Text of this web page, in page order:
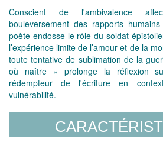
Conscient de l'ambivalence
bouleversement des rapports
poète endosse le rôle du soldat
l’expérience limite de l’amour et de la
toute tentative de sublimation de la
où naître » prolonge la réflexion
rédempteur de l'écriture en
vulnérabilité.